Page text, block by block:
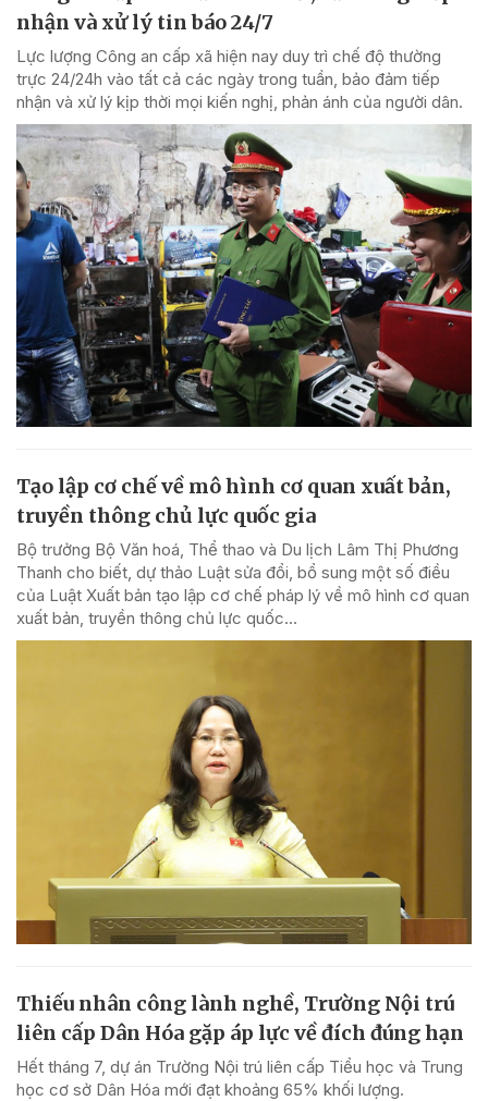
nhận và xử lý tin báo 24/7
Lực lượng Công an cấp xã hiện nay duy trì chế độ thường
trực 24/24h vào tất cả các ngày trong tuần, bảo đảm tiếp
nhận và xử lý kịp thời mọi kiến nghị, phản ánh của người dân.
Tạo lập cơ chế về mô hình cơ quan xuất bản,
truyền thông chủ lực quốc gia
Bộ trưởng Bộ Văn hoá, Thể thao và Du lịch Lâm Thị Phương
Thanh cho biết, dự thảo Luật sửa đổi, bổ sung một số điều
của Luật Xuất bản tạo lập cơ chế pháp lý về mô hình cơ quan
xuất bản, truyền thông chủ lực quốc...
Thiếu nhân công lành nghề, Trường Nội trú
liên cấp Dân Hóa gặp áp lực về đích đúng hạn
Hết tháng 7, dự án Trường Nội trú liên cấp Tiểu học và Trung
học cơ sở Dân Hóa mới đạt khoảng 65% khối lượng.